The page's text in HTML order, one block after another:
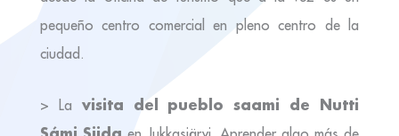
pequeño centro comercial en pleno centro de la
ciudad.
> La visita del pueblo saami de Nutti